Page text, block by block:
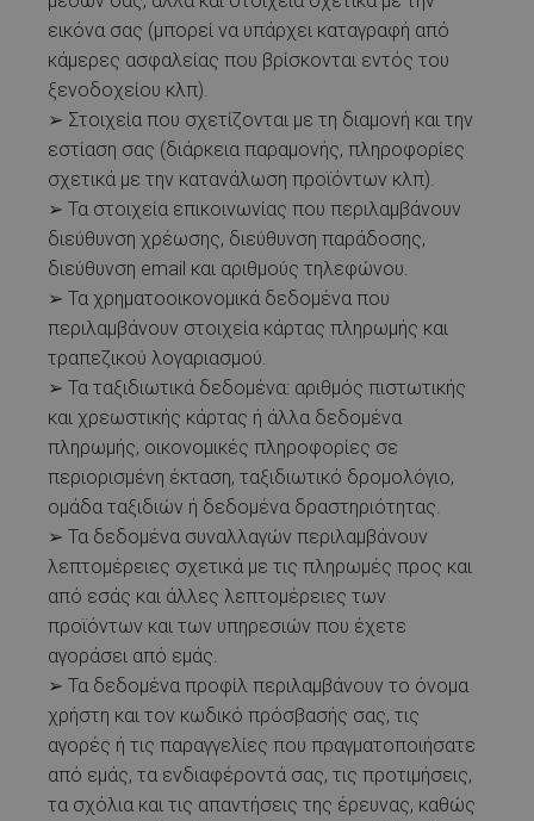
εικόνα σας (μπορεί να υπάρχει καταγραφή από
κάμερες ασφαλείας που βρίσκονται εντός του
ξενοδοχείου κλπ).
➢ Στοιχεία που σχετίζονται με τη διαμονή και την
εστίαση σας (διάρκεια παραμονής, πληροφορίες
σχετικά με την κατανάλωση προϊόντων κλπ).
➢ Τα στοιχεία επικοινωνίας που περιλαμβάνουν
διεύθυνση χρέωσης, διεύθυνση παράδοσης,
διεύθυνση email και αριθμούς τηλεφώνου.
➢ Τα χρηματοοικονομικά δεδομένα που
περιλαμβάνουν στοιχεία κάρτας πληρωμής και
τραπεζικού λογαριασμού.
➢ Τα ταξιδιωτικά δεδομένα: αριθμός πιστωτικής
και χρεωστικής κάρτας ή άλλα δεδομένα
πληρωμής, οικονομικές πληροφορίες σε
περιορισμένη έκταση, ταξιδιωτικό δρομολόγιο,
ομάδα ταξιδιών ή δεδομένα δραστηριότητας.
➢ Τα δεδομένα συναλλαγών περιλαμβάνουν
λεπτομέρειες σχετικά με τις πληρωμές προς και
από εσάς και άλλες λεπτομέρειες των
προϊόντων και των υπηρεσιών που έχετε
αγοράσει από εμάς.
➢ Τα δεδομένα προφίλ περιλαμβάνουν το όνομα
χρήστη και τον κωδικό πρόσβασής σας, τις
αγορές ή τις παραγγελίες που πραγματοποιήσατε
από εμάς, τα ενδιαφέροντά σας, τις προτιμήσεις,
τα σχόλια και τις απαντήσεις της έρευνας, καθώς